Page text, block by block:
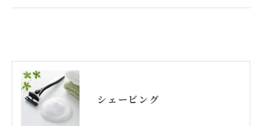
シェービング